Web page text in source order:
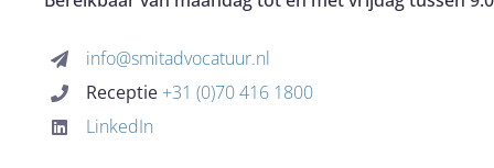
info@smitadvocatuur.nl
Receptie +31 (0)70 416 1800
LinkedIn